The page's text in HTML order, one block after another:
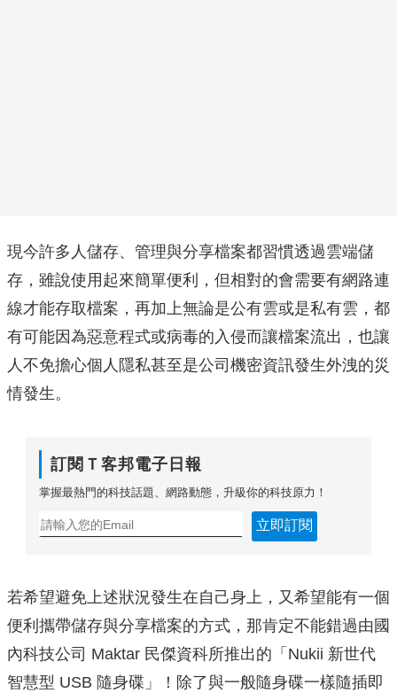
現今許多人儲存、管理與分享檔案都習慣透過雲端儲
存，雖說使用起來簡單便利，但相對的會需要有網路連
線才能存取檔案，再加上無論是公有雲或是私有雲，都
有可能因為惡意程式或病毒的入侵而讓檔案流出，也讓
人不免擔心個人隱私甚至是公司機密資訊發生外洩的災
情發生。
訂閱Ｔ客邦電子日報
掌握最熱門的科技話題、網路動態，升級你的科技原力！
立即訂閱
若希望避免上述狀況發生在自己身上，又希望能有一個
便利攜帶儲存與分享檔案的方式，那肯定不能錯過由國
內科技公司 Maktar 民傑資科所推出的「Nukii 新世代
智慧型 USB 隨身碟」！除了與一般隨身碟一樣隨插即